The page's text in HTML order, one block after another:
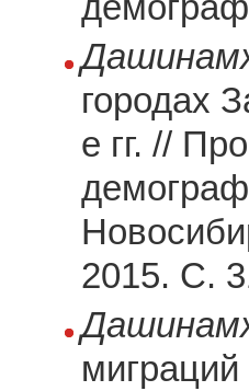
городах
е гг. //
2015. С.